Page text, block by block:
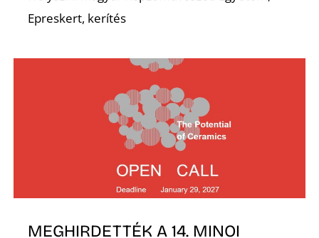
Epreskert, kerítés
MEGHIRDETTÉK A 14. MINOI